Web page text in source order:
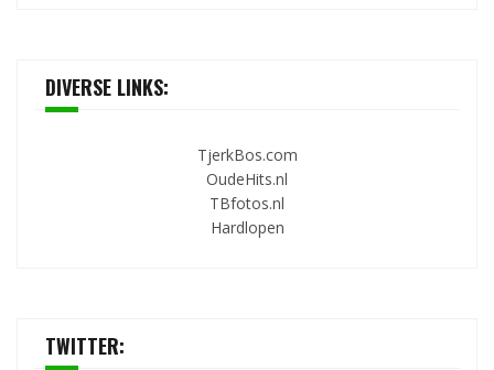
DIVERSE LINKS:
TjerkBos.com
OudeHits.nl
TBfotos.nl
Hardlopen
TWITTER: